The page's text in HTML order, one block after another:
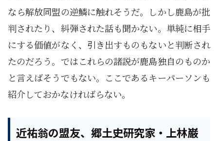
なら解放同盟の逆鱗に触れそうだ。しかし鹿島が批
判されたり、糾弾された話も聞かない。単純に相手
にする価値がなく、引き出すものもないと判断され
たのだろう。ではこれらの諸説が鹿島独自のものか
と言えばそうでもない。ここであるキーパーソンも
紹介しておかなければらない。
近祐翁の盟友、郷土史研究家・上林巌